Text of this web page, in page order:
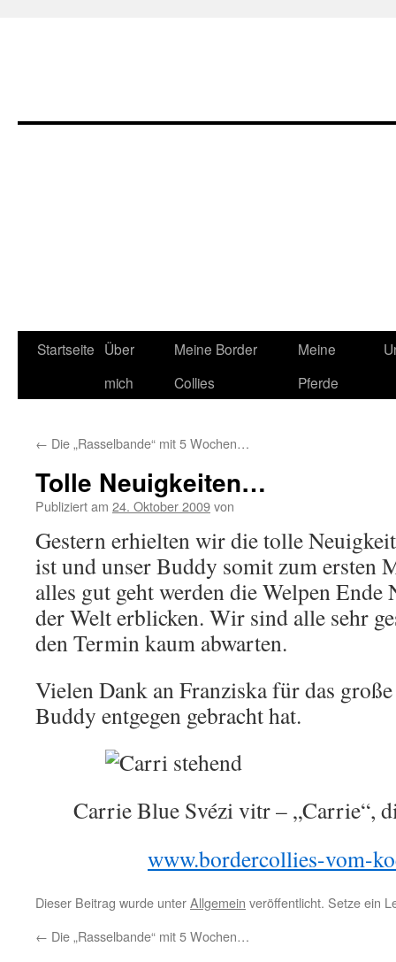
Zum
Startseite Über
mich
Meine Border
Collies
Meine
Pferde
← Die „Rasselbande“ mit 5 Wochen…
Tolle Neuigkeiten…
Publiziert am 24. Oktober 2009von
Gestern erhielten wir die tolle
ist und unser Buddy somit zum ersten
alles gut geht werden die Welpen Ende
der Welt erblicken. Wir sind alle sehr
den Termin kaum abwarten.
Vielen Dank an Franziska für das
Buddy entgegen gebracht hat.
Carrie Blue Svézi vitr – „Carrie“,
www.bordercollies-vom-
Dieser Beitrag wurde unterAllgemein veröffentlicht. Setze ein
← Die „Rasselbande“ mit 5 Wochen…